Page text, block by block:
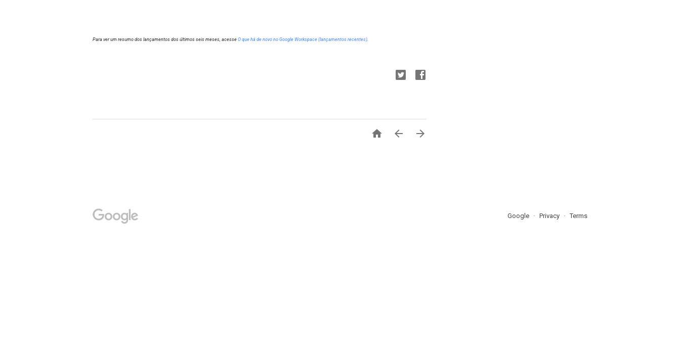
Para ver um resumo dos lançamentos dos últimos seis meses, acesse O que há de novo no Google Workspace (lançamentos recentes).
  
Google Privacy Terms